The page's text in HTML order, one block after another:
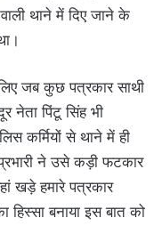
थाने में दिए जाने के
जब कुछ पत्रकार साथी
नेता पिंटू सिंह भी
कर्मियों से थाने में ही
ने उसे कड़ी फटकार
खड़े हमारे पत्रकार
बनाया इस बात को